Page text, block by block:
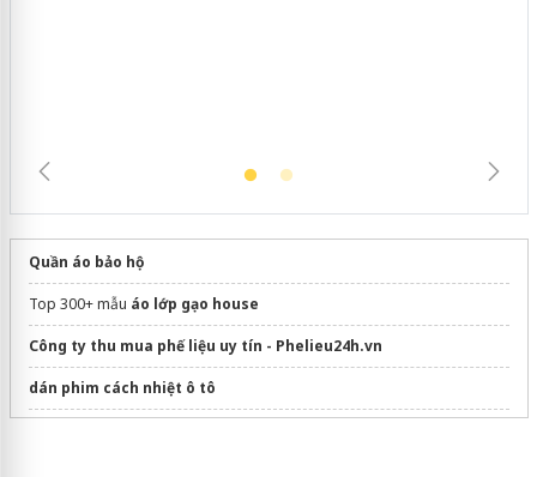
Quần áo bảo hộ
Top 300+ mẫu áo lớp gạo house
Công ty thu mua phế liệu uy tín - Phelieu24h.vn
dán phim cách nhiệt ô tô